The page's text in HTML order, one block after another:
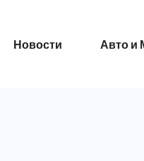
Новости Авто и